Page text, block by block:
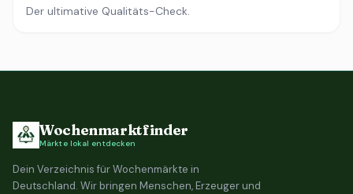
Der ultimative Qualitäts-Check.
Wochenmarktfinder
Märkte lokal entdecken
Dein Verzeichnis für Wochenmärkte in
Deutschland. Wir bringen Menschen, Erzeuger und